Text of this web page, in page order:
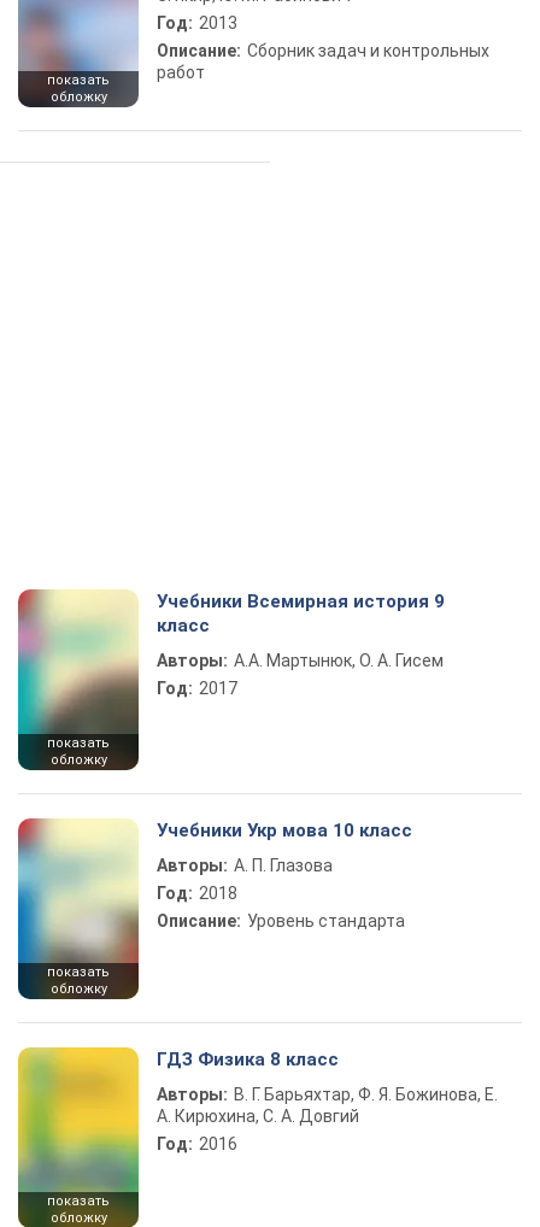
показать
обложку
Год: 2013
Описание: Сборник задач и контрольных
работ
показать
обложку
Учебники Всемирная история 9
класс
Авторы: А.А. Мартынюк, О. А. Гисем
Год: 2017
показать
обложку
Учебники Укр мова 10 класс
Авторы: А. П. Глазова
Год: 2018
Описание: Уровень стандарта
показать
обложку
ГДЗ Физика 8 класс
Авторы: В. Г. Барьяхтар, Ф. Я. Божинова, Е.
А. Кирюхина, С. А. Довгий
Год: 2016